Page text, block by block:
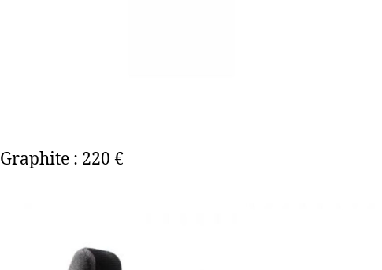
Graphite : 220 €